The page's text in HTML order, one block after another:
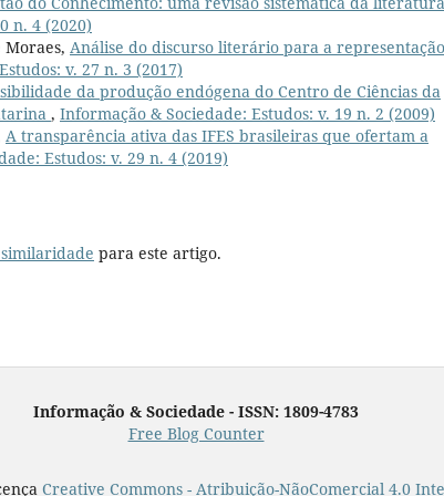
n. 4 (2020)
Análise do discurso literário para a
v. 27 n. 3 (2017)
da produção endógena do Centro de Ciências da
, Informação & Sociedade: Estudos: v. 19 n. 2 (2009)
A transparência ativa das IFES brasileiras que ofertam a
Estudos: v. 29 n. 4 (2019)
para este artigo.
Informação & Sociedade - ISSN: 1809-4783
Free Blog Counter
Creative Commons - Atribuição-NãoComercial 4.0